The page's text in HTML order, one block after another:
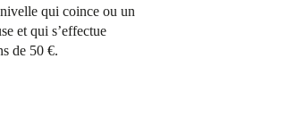
qui coince ou un
et qui s’effectue
de 50 €.